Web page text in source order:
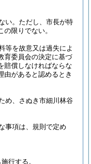
い。 ただし、市長が特
限りでない。
等を故意又は過失によ
育委員会の決定に基づ
賠償しなければならな
由があると認めるとき
め、さぬき市細川林谷
事項は、規則で定め
行する。